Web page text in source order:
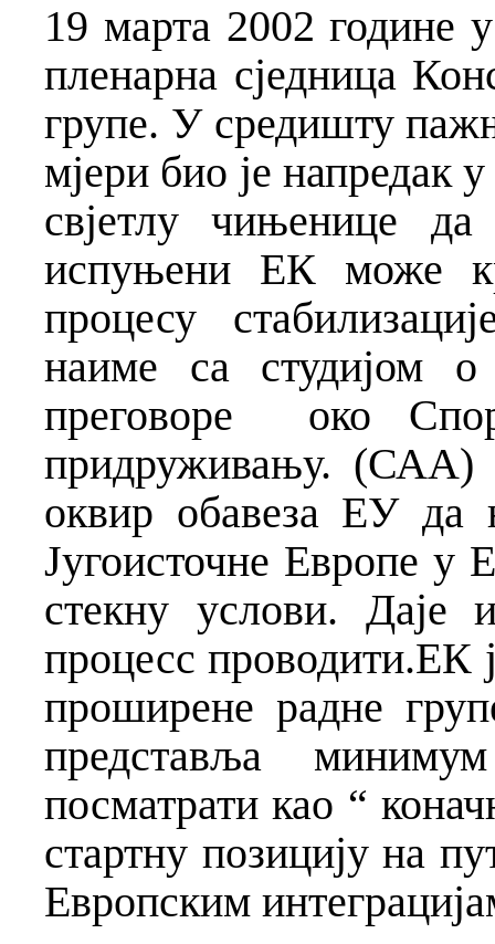
19 марта 2002 године
пленарна сједница
групе. У средишту
мјери био је напредак
свјетлу чињенице
испуњени ЕК може
процесу
наиме са студијом о
преговоре око
придруживању.
оквир обавеза ЕУ да
Југоисточне Европе у
стекну услови. Даје
процесс проводити.ЕК
проширене радне
представља
посматрати као “
стартну позицију на
Европским